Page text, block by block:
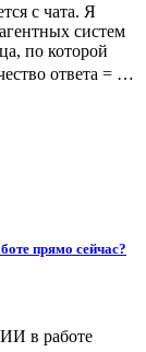
с чата. Я
систем
по которой
ответа = …
прямо сейчас?
в работе